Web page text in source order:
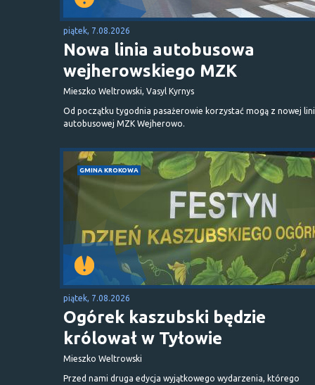
piątek, 7.08.2026
Nowa linia autobusowa
wejherowskiego MZK
Mieszko Weltrowski, Vasyl Kyrnys
Od początku tygodnia pasażerowie korzystać mogą z nowej
autobusowej MZK Wejherowo.
GMINA KROKOWA
piątek, 7.08.2026
Ogórek kaszubski będzie
królował w Tyłowie
Mieszko Weltrowski
Przed nami druga edycja wyjątkowego wydarzenia, którego